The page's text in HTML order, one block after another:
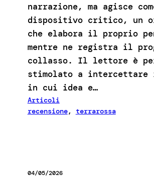
narrazione, ma agisce
dispositivo critico, un
che elabora il proprio
mentre ne registra il
collasso. Il lettore è
stimolato a
in cui idea e…
Articoli
recensione, terrarossa
04/05/2026